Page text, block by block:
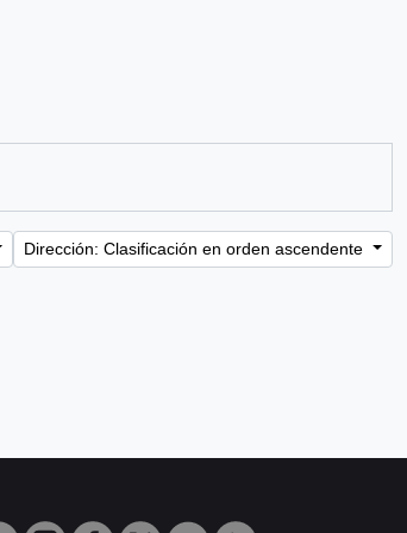
Dirección: Clasificación en orden ascendente